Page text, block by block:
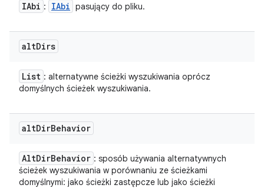
IAbi : IAbi pasujący do pliku.
altDirs
List : alternatywne ścieżki wyszukiwania oprócz
domyślnych ścieżek wyszukiwania.
altDirBehavior
AltDirBehavior : sposób używania alternatywnych
ścieżek wyszukiwania w porównaniu ze ścieżkami
domyślnymi: jako ścieżki zastępcze lub jako ścieżki